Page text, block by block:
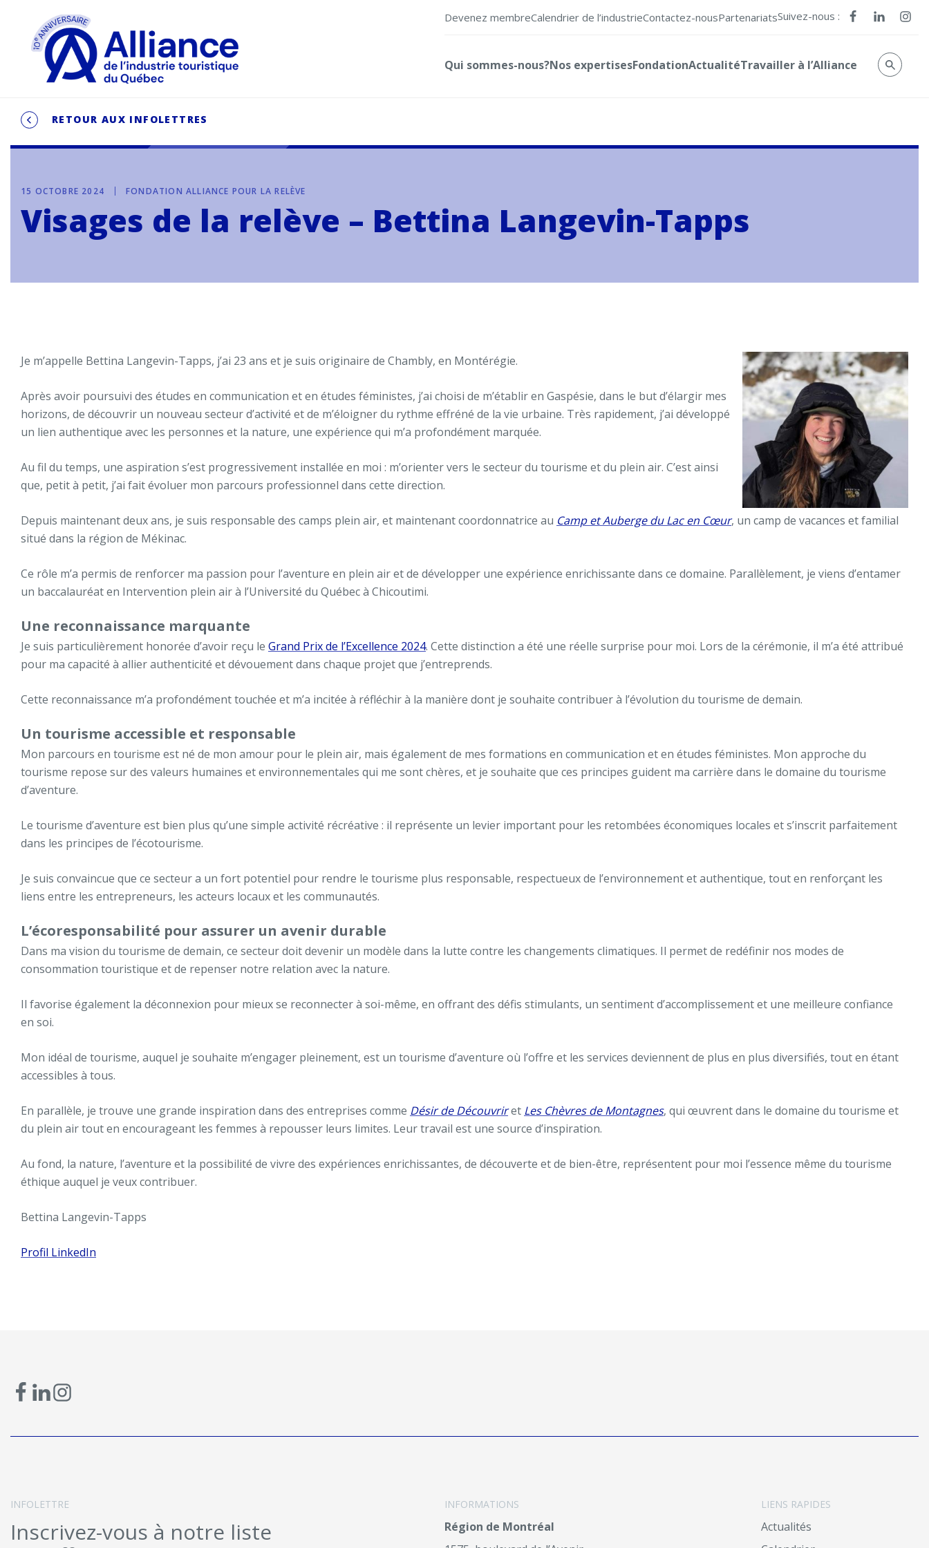
Devenez membreCalendrier de l’industrieContactez-nousPartenariatsSuivez-nous :
Qui sommes-nous?Nos expertisesFondationActualitéTravailler à l’Alliance
RETOUR AUX INFOLETTRES
15 OCTOBRE 2024 FONDATION ALLIANCE POUR LA RELÈVE
Visages de la relève – Bettina Langevin-Tapps
Je m’appelle Bettina Langevin-Tapps, j’ai 23 ans et je suis originaire de Chambly, en Montérégie.
Après avoir poursuivi des études en communication et en études féministes, j’ai choisi de m’établir en Gaspésie, dans le but d’élargir mes
horizons, de découvrir un nouveau secteur d’activité et de m’éloigner du rythme effréné de la vie urbaine. Très rapidement, j’ai développé
un lien authentique avec les personnes et la nature, une expérience qui m’a profondément marquée.
Au fil du temps, une aspiration s’est progressivement installée en moi : m’orienter vers le secteur du tourisme et du plein air. C’est ainsi
que, petit à petit, j’ai fait évoluer mon parcours professionnel dans cette direction.
Depuis maintenant deux ans, je suis responsable des camps plein air, et maintenant coordonnatrice au Camp et Auberge du Lac en Cœur, un camp de vacances et familial
situé dans la région de Mékinac.
Ce rôle m’a permis de renforcer ma passion pour l’aventure en plein air et de développer une expérience enrichissante dans ce domaine. Parallèlement, je viens d’entamer
un baccalauréat en Intervention plein air à l’Université du Québec à Chicoutimi.
Une reconnaissance marquante
Je suis particulièrement honorée d’avoir reçu le Grand Prix de l’Excellence 2024. Cette distinction a été une réelle surprise pour moi. Lors de la cérémonie, il m’a été attribué
pour ma capacité à allier authenticité et dévouement dans chaque projet que j’entreprends.
Cette reconnaissance m’a profondément touchée et m’a incitée à réfléchir à la manière dont je souhaite contribuer à l’évolution du tourisme de demain.
Un tourisme accessible et responsable
Mon parcours en tourisme est né de mon amour pour le plein air, mais également de mes formations en communication et en études féministes. Mon approche du
tourisme repose sur des valeurs humaines et environnementales qui me sont chères, et je souhaite que ces principes guident ma carrière dans le domaine du tourisme
d’aventure.
Le tourisme d’aventure est bien plus qu’une simple activité récréative : il représente un levier important pour les retombées économiques locales et s’inscrit parfaitement
dans les principes de l’écotourisme.
Je suis convaincue que ce secteur a un fort potentiel pour rendre le tourisme plus responsable, respectueux de l’environnement et authentique, tout en renforçant les
liens entre les entrepreneurs, les acteurs locaux et les communautés.
L’écoresponsabilité pour assurer un avenir durable
Dans ma vision du tourisme de demain, ce secteur doit devenir un modèle dans la lutte contre les changements climatiques. Il permet de redéfinir nos modes de
consommation touristique et de repenser notre relation avec la nature.
Il favorise également la déconnexion pour mieux se reconnecter à soi-même, en offrant des défis stimulants, un sentiment d’accomplissement et une meilleure confiance
en soi.
Mon idéal de tourisme, auquel je souhaite m’engager pleinement, est un tourisme d’aventure où l’offre et les services deviennent de plus en plus diversifiés, tout en étant
accessibles à tous.
En parallèle, je trouve une grande inspiration dans des entreprises comme Désir de Découvriret Les Chèvres de Montagnes, qui œuvrent dans le domaine du tourisme et
du plein air tout en encourageant les femmes à repousser leurs limites. Leur travail est une source d’inspiration.
Au fond, la nature, l’aventure et la possibilité de vivre des expériences enrichissantes, de découverte et de bien-être, représentent pour moi l’essence même du tourisme
éthique auquel je veux contribuer.
Bettina Langevin-Tapps
Profil LinkedIn
INFOLETTRE
Inscrivez-vous à notre liste
INFORMATIONS
Région de Montréal
LIENS RAPIDES
Actualités